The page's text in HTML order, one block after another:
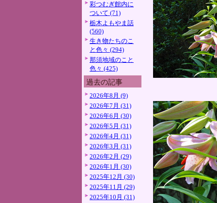
彩つむぎ館内に
ついて (71)
栃木よもやま話
(560)
生き物たちのこ
と色々 (294)
那須地域のこと
色々 (425)
過去の記事
2026年8月 (9)
2026年7月 (31)
2026年6月 (30)
2026年5月 (31)
2026年4月 (31)
2026年3月 (31)
2026年2月 (29)
2026年1月 (30)
2025年12月 (30)
2025年11月 (29)
2025年10月 (31)